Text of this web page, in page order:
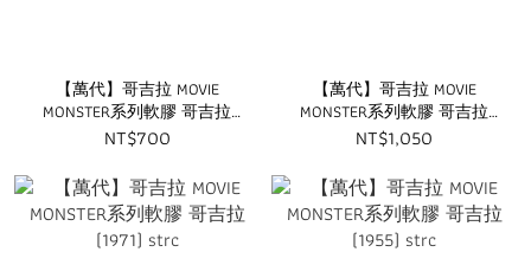
【萬代】哥吉拉 MOVIE
MONSTER系列軟膠 哥吉拉
(2016) strc
NT$700
【萬代】哥吉拉 MOVIE
MONSTER系列軟膠 哥吉拉
(2001) strc
NT$1,050